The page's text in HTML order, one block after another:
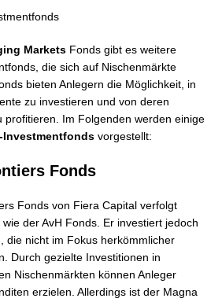
Markets Fonds gibt es weitere
die sich auf Nischenmärkte
bieten Anlegern die Möglichkeit, in
zu investieren und von deren
profitieren. Im Folgenden werden einige
Investmentfonds vorgestellt:
Fonds
Fonds von Fiera Capital verfolgt
der AvH Fonds. Er investiert jedoch
die nicht im Fokus herkömmlicher
Durch gezielte Investitionen in
Nischenmärkten können Anleger
erzielen. Allerdings ist der Magna